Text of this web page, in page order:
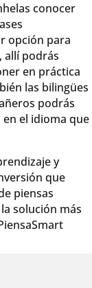
conocer
opción para
allí podrás
en práctica
las bilingües
podrás
el idioma que
y
que
piensas
solución más